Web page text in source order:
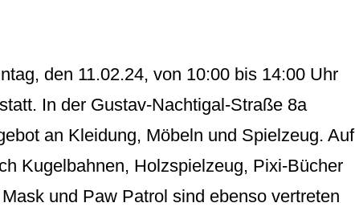
den 11.02.24, von 10:00 bis 14:00 Uhr
In der Gustav-Nachtigal-Straße 8a
an Kleidung, Möbeln und Spielzeug. Auf
Kugelbahnen, Holzspielzeug, Pixi-Bücher
und Paw Patrol sind ebenso vertreten